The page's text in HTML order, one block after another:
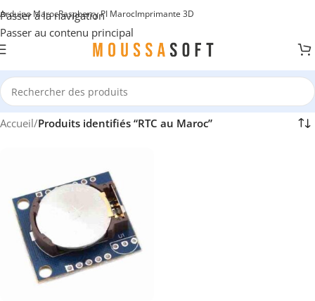
Passer à la navigation
Passer au contenu principal
Arduino MarocRaspberry PI MarocImprimante 3D
Accueil/Produits identifiés “RTC au Maroc”